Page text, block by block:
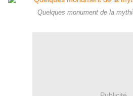
Quelques monument de la